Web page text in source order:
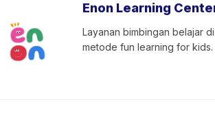
Enon Learning
Layanan bimbingan belajar
metode fun learning for kids.